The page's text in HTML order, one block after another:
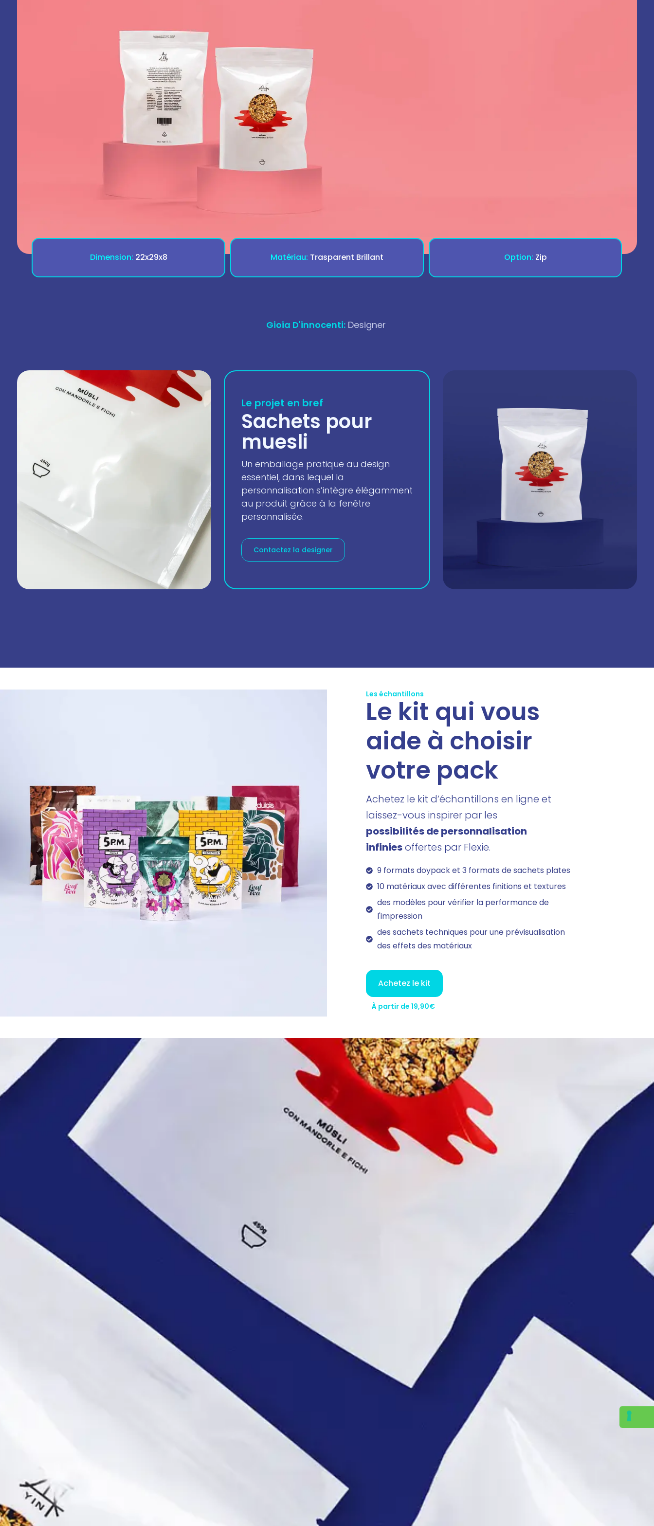
Dimension: 22x29x8 Matériau: Trasparent Brillant Option: Zip
Gioia D'innocenti: Designer
Le projet en bref
Sachets pour
muesli
Un emballage pratique au design
essentiel, dans lequel la
personnalisation s’intègre élégamment
au produit grâce à la fenêtre
personnalisée.
Contactez la designer
Les échantillons
Le kit qui vous
aide à choisir
votre pack
Achetez le kit d’échantillons en ligne et
laissez-vous inspirer par les
possibilités de personnalisation
infiniesoffertes par Flexie.
9 formats doypack et 3 formats de sachets plates
10 matériaux avec différentes finitions et textures
des modèles pour vérifier la performance de
l'impression
des sachets techniques pour une prévisualisation
des effets des matériaux
Achetez le kit
À partir de 19,90€